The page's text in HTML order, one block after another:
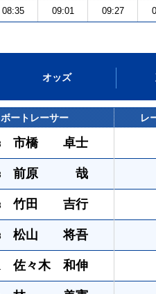
08:35 09:01 09:27
オッズ
ボートレーサー レ
市橋 卓士
前原 哉
竹田 吉行
松山 将吾
佐々木 和伸